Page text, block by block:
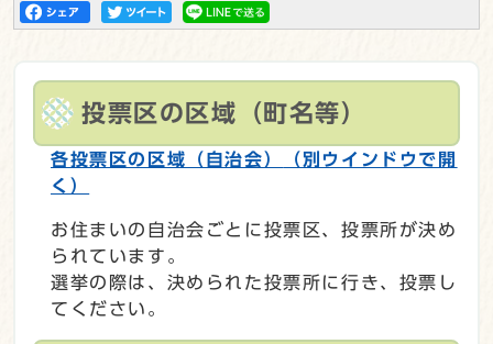
投票区の区域（町名等）
各投票区の区域（自治会）
（別ウインドウで開
く）
お住まいの自治会ごとに投票区、投票所が決め
られています。
選挙の際は、決められた投票所に行き、投票し
てください。